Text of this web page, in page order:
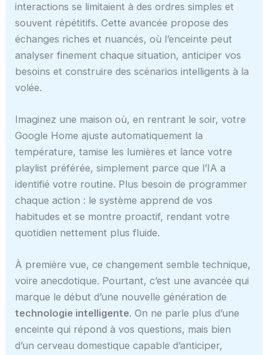
interactions se limitaient à des ordres simples et
souvent répétitifs. Cette avancée propose des
échanges riches et nuancés, où l’enceinte peut
analyser finement chaque situation, anticiper vos
besoins et construire des scénarios intelligents à la
volée.
Imaginez une maison où, en rentrant le soir, votre
Google Home ajuste automatiquement la
température, tamise les lumières et lance votre
playlist préférée, simplement parce que l’IA a
identifié votre routine. Plus besoin de programmer
chaque action : le système apprend de vos
habitudes et se montre proactif, rendant votre
quotidien nettement plus fluide.
À première vue, ce changement semble technique,
voire anecdotique. Pourtant, c’est une avancée qui
marque le début d’une nouvelle génération de
technologie intelligente. On ne parle plus d’une
enceinte qui répond à vos questions, mais bien
d’un cerveau domestique capable d’anticiper,